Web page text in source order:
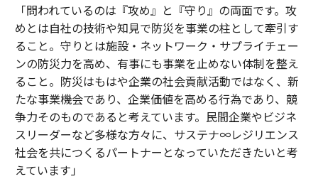
「問われているのは『攻め』と『守り』の両面です。攻
めとは自社の技術や知見で防災を事業の柱として牽引す
ること。守りとは施設・ネットワーク・サプライチェー
ンの防災力を高め、有事にも事業を止めない体制を整え
ること。防災はもはや企業の社会貢献活動ではなく、新
たな事業機会であり、企業価値を高める行為であり、競
争力そのものであると考えています。民間企業やビジネ
スリーダーなど多様な方々に、サステナ∞レジリエンス
社会を共につくるパートナーとなっていただきたいと考
えています」